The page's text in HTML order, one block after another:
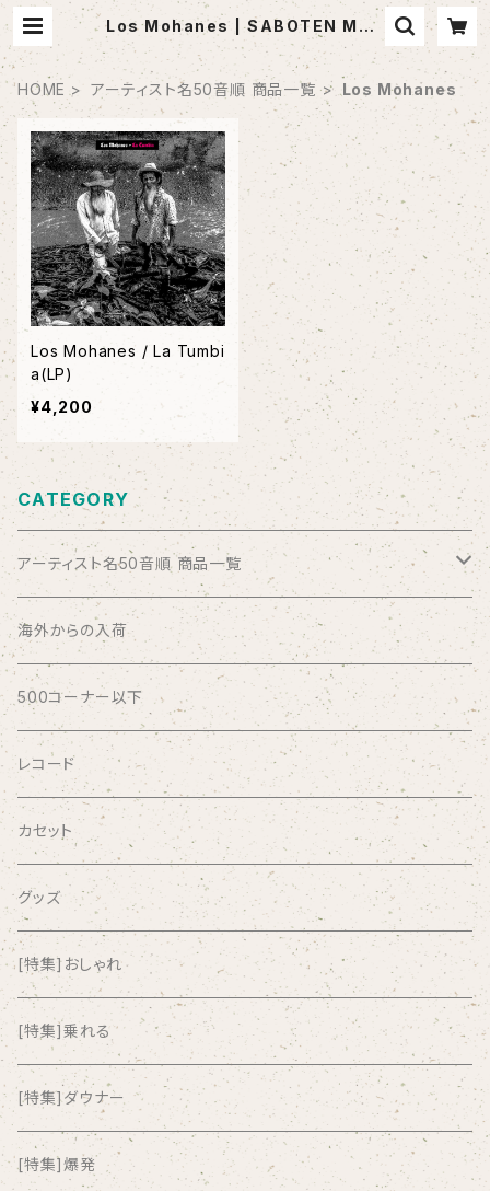
Los Mohanes | SABOTEN MUS
IC (セレクトCDショップ)
HOME アーティスト名50音順 商品一覧 Los Mohanes
Los Mohanes / La Tumbi
a(LP)
¥4,200
CATEGORY
アーティスト名50音順 商品一覧
ABSOLUTE LOSERS
AFRICA
AGU
AIRCRAFT
airlie
AKUTAGAWA FANCLUB
ALKASILKA
all about paradise
ALL ITEM 10 TIMES
海外からの入荷
500コーナー以下
レコード
カセット
グッズ
[特集]おしゃれ
[特集]乗れる
[特集]ダウナー
[特集]爆発